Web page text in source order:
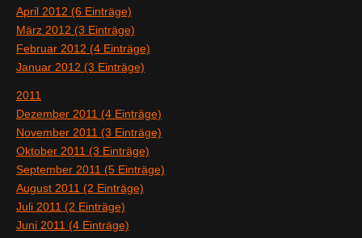
April 2012 (6 Einträge)
März 2012 (3 Einträge)
Februar 2012 (4 Einträge)
Januar 2012 (3 Einträge)
2011
Dezember 2011 (4 Einträge)
November 2011 (3 Einträge)
Oktober 2011 (3 Einträge)
September 2011 (5 Einträge)
August 2011 (2 Einträge)
Juli 2011 (2 Einträge)
Juni 2011 (4 Einträge)